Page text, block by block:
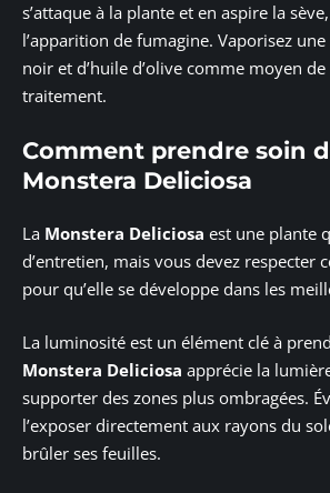
s’attaque à la plante et en aspire la
l’apparition de fumagine. Vaporisez
noir et d’huile d’olive comme moyen
traitement.
Comment prendre soin
Monstera Deliciosa
La Monstera Deliciosa est une plante
d’entretien, mais vous devez respecter
pour qu’elle se développe dans les
La luminosité est un élément clé à
Monstera Deliciosa apprécie la
supporter des zones plus ombragées.
l’exposer directement aux rayons du
brûler ses feuilles.